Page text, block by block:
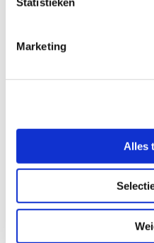
Marketing
Alles